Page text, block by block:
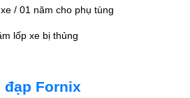
/ 01 năm cho phụ tùng
lốp xe bị thủng
đạp Fornix